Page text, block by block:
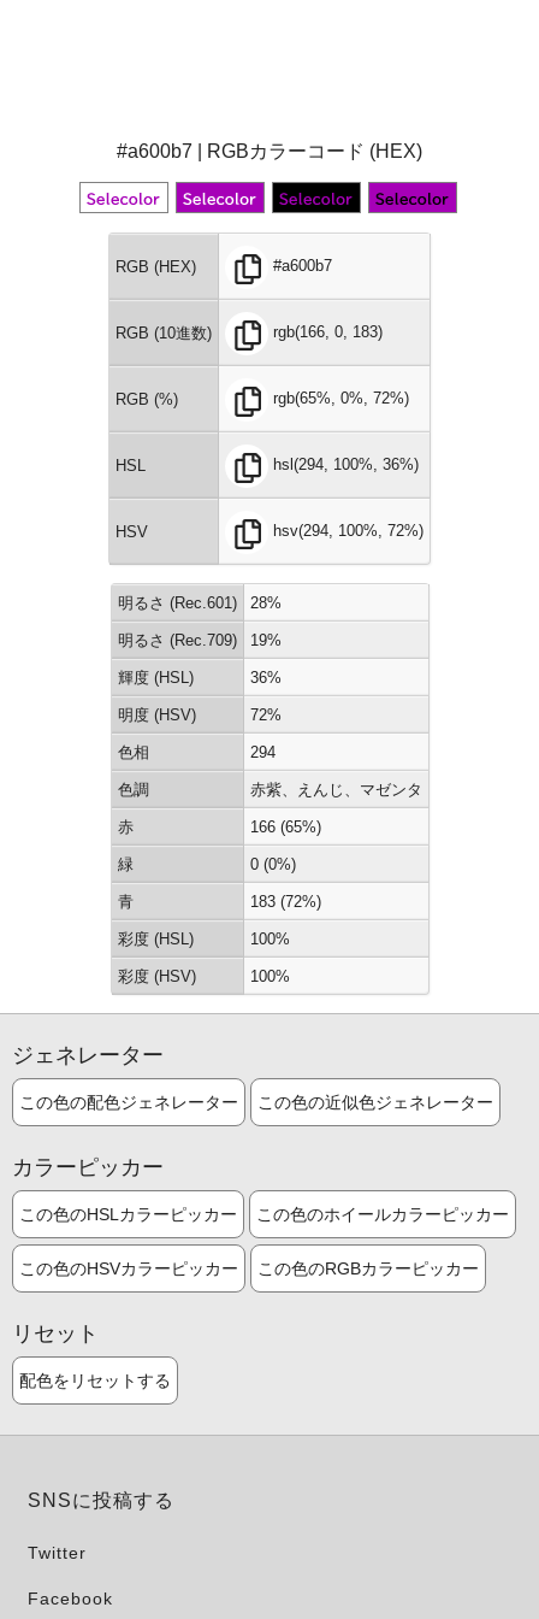
#a600b7 | RGBカラーコード (HEX)
RGB (HEX) #a600b7
RGB (10進数) rgb(166, 0, 183)
RGB (%) rgb(65%, 0%, 72%)
HSL hsl(294, 100%, 36%)
HSV hsv(294, 100%, 72%)
明るさ (Rec.601) 28%
明るさ (Rec.709) 19%
輝度 (HSL) 36%
明度 (HSV) 72%
色相 294
色調 赤紫、えんじ、マゼンタ
赤 166 (65%)
緑 0 (0%)
青 183 (72%)
彩度 (HSL) 100%
彩度 (HSV) 100%
ジェネレーター
この色の配色ジェネレーター この色の近似色ジェネレーター
カラーピッカー
この色のHSLカラーピッカー この色のホイールカラーピッカー
この色のHSVカラーピッカー この色のRGBカラーピッカー
リセット
配色をリセットする
SNSに投稿する
Twitter
Facebook